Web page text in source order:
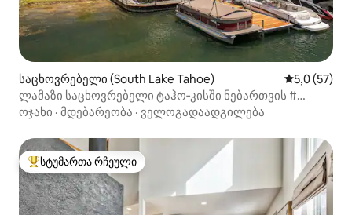
საცხოვრებელი (South Lake Tahoe) საშუალო
5,0 (57)
ლამაზი საცხოვრებელი ტაჰო‑კისში ნებართვის #
334100
ოჯახი · მდებარეობა · ველოგადაადგილება
სტუმართა რჩეული მოწინავე ვარიანტი
სტუმართა რჩეული